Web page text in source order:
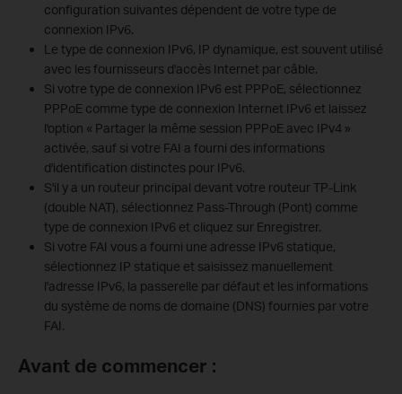
configuration suivantes dépendent de votre type de
connexion IPv6.
Le type de connexion IPv6, IP dynamique, est souvent utilisé
avec les fournisseurs d'accès Internet par câble.
Si votre type de connexion IPv6 est PPPoE, sélectionnez
PPPoE comme type de connexion Internet IPv6 et laissez
l'option « Partager la même session PPPoE avec IPv4 »
activée, sauf si votre FAI a fourni des informations
d'identification distinctes pour IPv6.
S'il y a un routeur principal devant votre routeur TP-Link
(double NAT), sélectionnez Pass-Through (Pont) comme
type de connexion IPv6 et cliquez sur Enregistrer.
Si votre FAI vous a fourni une adresse IPv6 statique,
sélectionnez IP statique et saisissez manuellement
l'adresse IPv6, la passerelle par défaut et les informations
du système de noms de domaine (DNS) fournies par votre
FAI.
Avant de commencer :